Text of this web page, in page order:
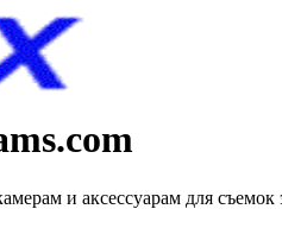
и аксессуарам для съемок